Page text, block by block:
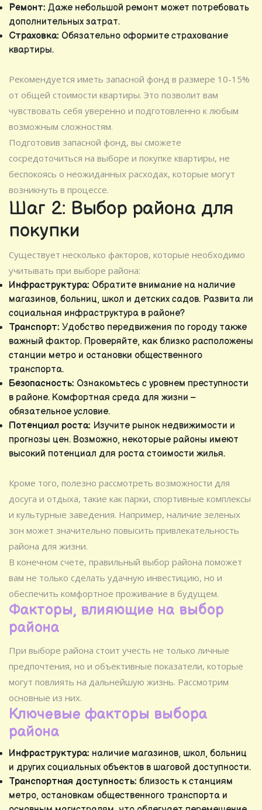
Ремонт: Даже небольшой ремонт может потребовать
дополнительных затрат.
Страховка: Обязательно оформите страхование
квартиры.
Рекомендуется иметь запасной фонд в размере 10-15%
от общей стоимости квартиры. Это позволит вам
чувствовать себя уверенно и подготовленно к любым
возможным сложностям.
Подготовив запасной фонд, вы сможете
сосредоточиться на выборе и покупке квартиры, не
беспокоясь о неожиданных расходах, которые могут
возникнуть в процессе.
Шаг 2: Выбор района для
покупки
Существует несколько факторов, которые необходимо
учитывать при выборе района:
Инфраструктура: Обратите внимание на наличие
магазинов, больниц, школ и детских садов. Развита ли
социальная инфраструктура в районе?
Транспорт: Удобство передвижения по городу также
важный фактор. Проверяйте, как близко расположены
станции метро и остановки общественного
транспорта.
Безопасность: Ознакомьтесь с уровнем преступности
в районе. Комфортная среда для жизни –
обязательное условие.
Потенциал роста: Изучите рынок недвижимости и
прогнозы цен. Возможно, некоторые районы имеют
высокий потенциал для роста стоимости жилья.
Кроме того, полезно рассмотреть возможности для
досуга и отдыха, такие как парки, спортивные комплексы
и культурные заведения. Например, наличие зеленых
зон может значительно повысить привлекательность
района для жизни.
В конечном счете, правильный выбор района поможет
вам не только сделать удачную инвестицию, но и
обеспечить комфортное проживание в будущем.
Факторы, влияющие на выбор
района
При выборе района стоит учесть не только личные
предпочтения, но и объективные показатели, которые
могут повлиять на дальнейшую жизнь. Рассмотрим
основные из них.
Ключевые факторы выбора
района
Инфраструктура: наличие магазинов, школ, больниц
и других социальных объектов в шаговой доступности.
Транспортная доступность: близость к станциям
метро, остановкам общественного транспорта и